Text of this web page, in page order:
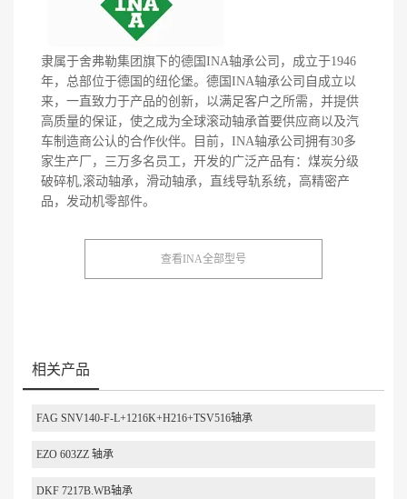
隶属于舍弗勒集团旗下的德国INA轴承公司，成立于1946
年，总部位于德国的纽伦堡。德国INA轴承公司自成立以
来，一直致力于产品的创新，以满足客户之所需，并提供
高质量的保证，使之成为全球滚动轴承首要供应商以及汽
车制造商公认的合作伙伴。目前，INA轴承公司拥有30多
家生产厂，三万多名员工，开发的广泛产品有：煤炭分级
破碎机,滚动轴承，滑动轴承，直线导轨系统，高精密产
品，发动机零部件。
查看INA全部型号
相关产品
FAG SNV140-F-L+1216K+H216+TSV516轴承
EZO 603ZZ 轴承
DKF 7217B.WB轴承